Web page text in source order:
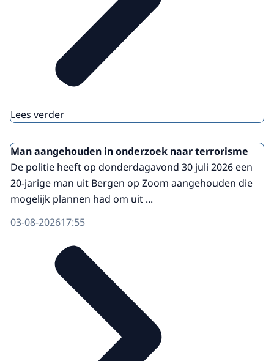
Lees verder
Man aangehouden in onderzoek naar terrorisme
De politie heeft op donderdagavond 30 juli 2026 een
20-jarige man uit Bergen op Zoom aangehouden die
mogelijk plannen had om uit ...
03-08-202617:55